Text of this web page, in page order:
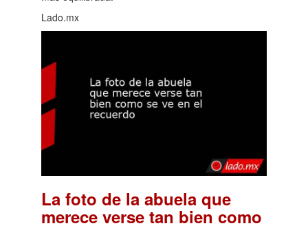
Lado.mx
La foto de la abuela que
merece verse tan bien como